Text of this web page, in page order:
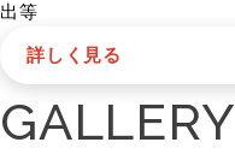
出等
詳しく見る
GALLERY